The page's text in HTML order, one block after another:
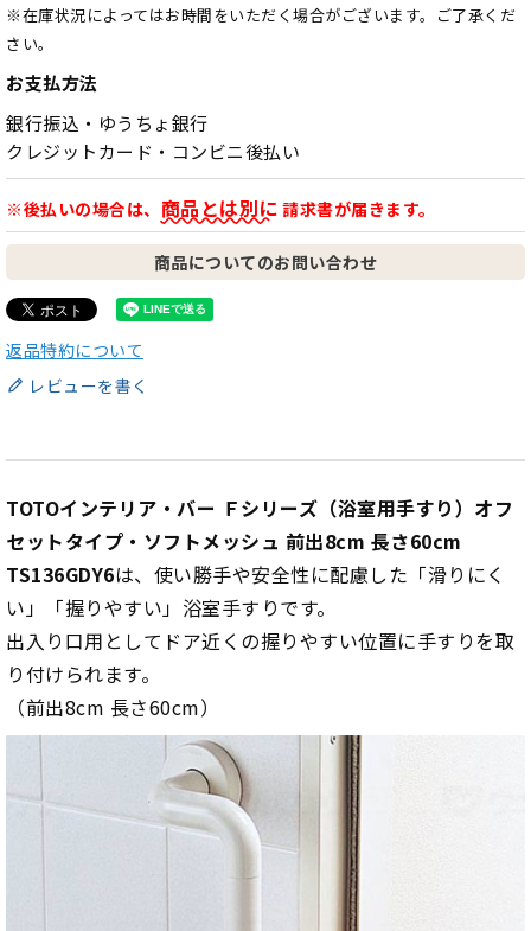
※在庫状況によってはお時間をいただく場合がございます。ご了承くだ
さい。
お支払方法
銀行振込・ゆうちょ銀行
クレジットカード・コンビニ後払い
※後払いの場合は、 商品とは別に 請求書が届きます。
商品についてのお問い合わせ
返品特約について
レビューを書く
TOTOインテリア・バー Ｆシリーズ（浴室用手すり）オフ
セットタイプ・ソフトメッシュ 前出8cm 長さ60cm
TS136GDY6は、使い勝手や安全性に配慮した「滑りにく
い」「握りやすい」浴室手すりです。
出入り口用としてドア近くの握りやすい位置に手すりを取
り付けられます。
（前出8cm 長さ60cm）